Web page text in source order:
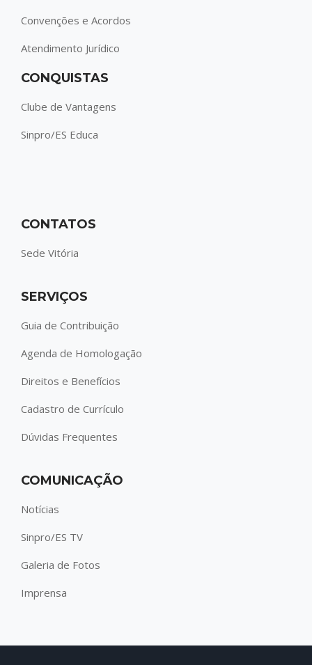
Convenções e Acordos
Atendimento Jurídico
CONQUISTAS
Clube de Vantagens
Sinpro/ES Educa
CONTATOS
Sede Vitória
SERVIÇOS
Guia de Contribuição
Agenda de Homologação
Direitos e Benefícios
Cadastro de Currículo
Dúvidas Frequentes
COMUNICAÇÃO
Notícias
Sinpro/ES TV
Galeria de Fotos
Imprensa